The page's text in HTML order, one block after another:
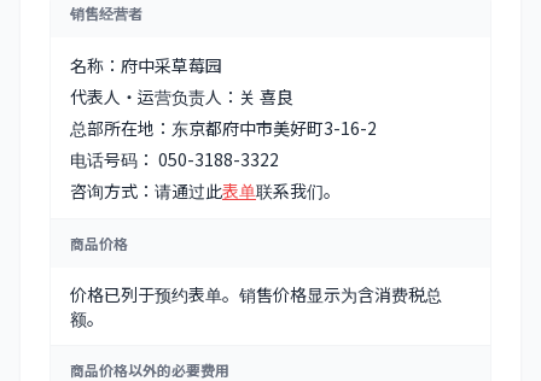
销售经营者
名称：府中采草莓园
代表人・运营负责人：关 喜良
总部所在地：东京都府中市美好町3-16-2
电话号码： 050-3188-3322
咨询方式：请通过此表单联系我们。
商品价格
价格已列于预约表单。销售价格显示为含消费税总
额。
商品价格以外的必要费用